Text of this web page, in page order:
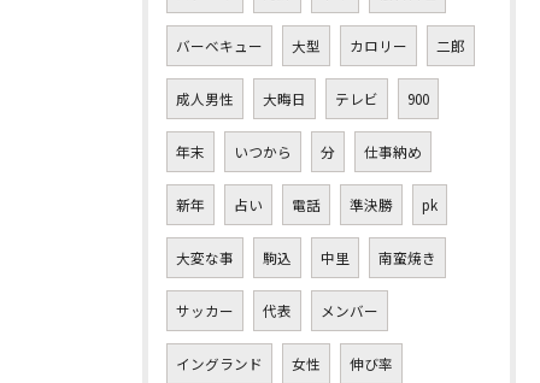
バーベキュー 大型 カロリー 二郎
成人男性 大晦日 テレビ 900
年末 いつから 分 仕事納め
新年 占い 電話 準決勝 pk
大変な事 駒込 中里 南蛮焼き
サッカー 代表 メンバー
イングランド 女性 伸び率